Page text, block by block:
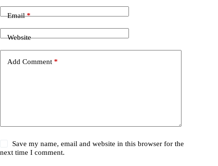
Email*
Website
Add Comment *
Save my name, email and website in this browser for the
next time I comment.